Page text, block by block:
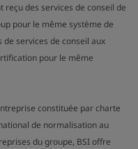
des services de conseil de
pour le même système de
services de conseil aux
pour le même
constituée par charte
de normalisation au
du groupe, BSI offre